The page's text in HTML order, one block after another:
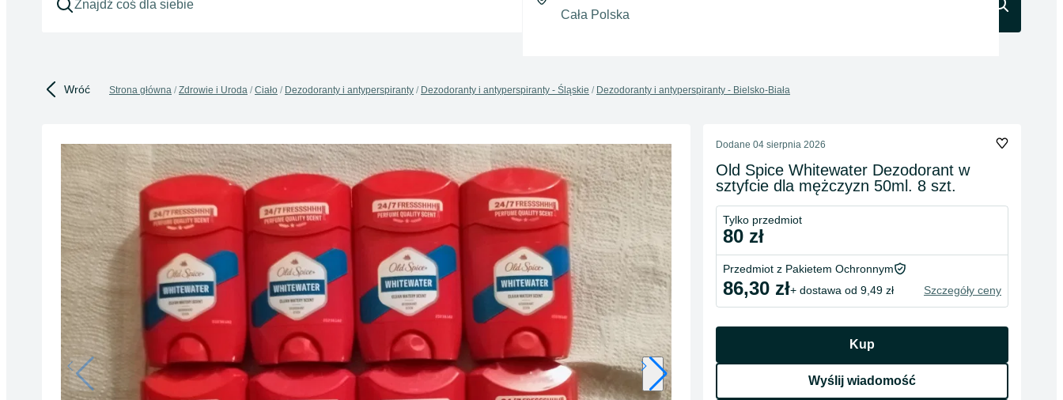
Wróć Strona główna Zdrowie i Uroda Ciało Dezodoranty i antyperspiranty Dezodoranty i antyperspiranty - Śląskie Dezodoranty i antyperspiranty - Bielsko-Biała
Dodane 04 sierpnia 2026
Old Spice Whitewater Dezodorant w
sztyfcie dla mężczyzn 50ml. 8 szt.
Tylko przedmiot
80 zł
Przedmiot z Pakietem Ochronnym
86,30 zł+ dostawa od 9,49 zł Szczegóły ceny
Kup
Wyślij wiadomość